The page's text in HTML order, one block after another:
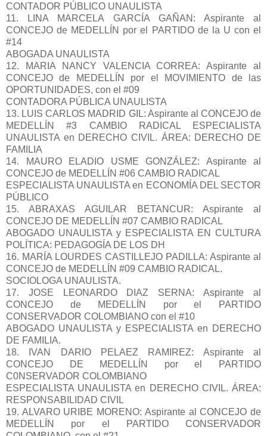
CONTADOR PÚBLICO UNAULISTA
11. LINA MARCELA GARCÍA GAÑAN: Aspirante al
CONCEJO de MEDELLÍN por el PARTIDO de la U con el
#14
ABOGADA UNAULISTA
12. MARIA NANCY VALENCIA CORREA: Aspirante al
CONCEJO de MEDELLÍN por el MOVIMIENTO de las
OPORTUNIDADES, con el #09
CONTADORA PÚBLICA UNAULISTA
13. LUIS CARLOS MADRID GIL: Aspirante al CONCEJO de
MEDELLÍN #3 CAMBIO RADICAL ESPECIALISTA
UNAULISTA en DERECHO CIVIL. ÁREA: DERECHO DE
FAMILIA
14. MAURO ELADIO USME GONZÁLEZ: Aspirante al
CONCEJO de MEDELLÍN #06 CAMBIO RADICAL
ESPECIALISTA UNAULISTA en ECONOMÍA DEL SECTOR
PÚBLICO
15. ABRAXAS AGUILAR BETANCUR: Aspirante al
CONCEJO DE MEDELLÍN #07 CAMBIO RADICAL
ABOGADO UNAULISTA y ESPECIALISTA EN CULTURA
POLÍTICA: PEDAGOGÍA DE LOS DH
16. MARÍA LOURDES CASTILLEJO PADILLA: Aspirante al
CONCEJO de MEDELLÍN #09 CAMBIO RADICAL.
SOCIOLOGA UNAULISTA.
17. JOSE LEONARDO DIAZ SERNA: Aspirante al
CONCEJO de MEDELLÍN por el PARTIDO
CONSERVADOR COLOMBIANO con el #10
ABOGADO UNAULISTA y ESPECIALISTA en DERECHO
DE FAMILIA.
18. IVAN DARIO PELAEZ RAMIREZ: Aspirante al
CONCEJO DE MEDELLÍN por el PARTIDO
C0NSERVADOR COLOMBIANO
ESPECIALISTA UNAULISTA en DERECHO CIVIL. ÁREA:
RESPONSABILIDAD CIVIL
19. ALVARO URIBE MORENO: Aspirante al CONCEJO de
MEDELLÍN por el PARTIDO CONSERVADOR